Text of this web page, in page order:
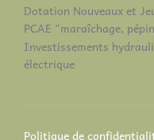
Dotation Nouveaux et
PCAE "maraîchage,
Investissements
électrique
Politique de